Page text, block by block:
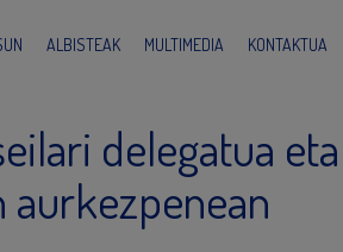
ALBISTEAK MULTIMEDIA KONTAKTUA
delegatua